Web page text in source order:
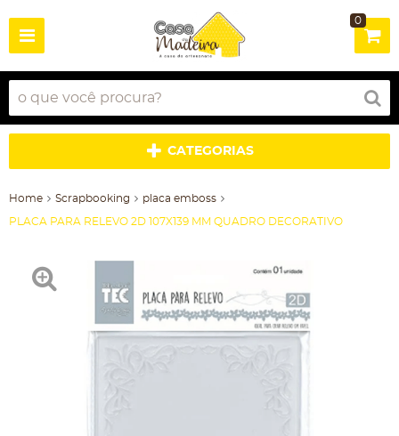
0
CATEGORIAS
Home Scrapbooking placa emboss
PLACA PARA RELEVO 2D 107X139 MM QUADRO DECORATIVO